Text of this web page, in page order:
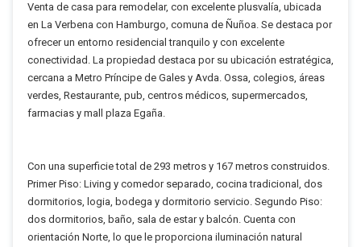
Venta de casa para remodelar, con excelente plusvalía, ubicada
en La Verbena con Hamburgo, comuna de Ñuñoa. Se destaca por
ofrecer un entorno residencial tranquilo y con excelente
conectividad. La propiedad destaca por su ubicación estratégica,
cercana a Metro Príncipe de Gales y Avda. Ossa, colegios, áreas
verdes, Restaurante, pub, centros médicos, supermercados,
farmacias y mall plaza Egaña.
Con una superficie total de 293 metros y 167 metros construidos.
Primer Piso: Living y comedor separado, cocina tradicional, dos
dormitorios, logia, bodega y dormitorio servicio. Segundo Piso:
dos dormitorios, baño, sala de estar y balcón. Cuenta con
orientación Norte, lo que le proporciona iluminación natural